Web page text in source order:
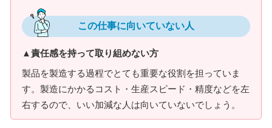
この仕事に向いていない人
▲責任感を持って取り組めない方
製品を製造する過程でとても重要な役割を担っていま
す。製造にかかるコスト・生産スピード・精度などを左
右するので、いい加減な人は向いていないでしょう。